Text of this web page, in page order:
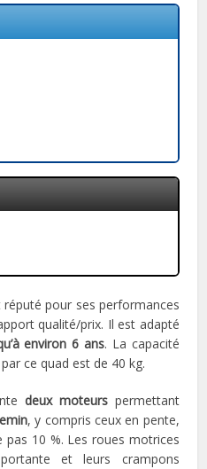
pour ses performances
qualité/prix. Il est adapté
environ 6 ans. La capacité
ce quad est de 40 kg.
deux moteurspermettant
, y compris ceux en pente,
pas 10 %. Les roues motrices
et leurs crampons